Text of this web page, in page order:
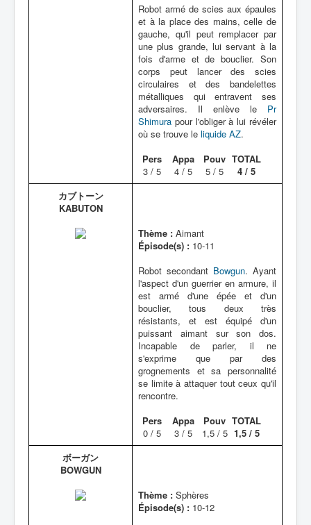
Robot armé de scies aux épaules
et à la place des mains, celle de
gauche, qu'il peut remplacer par
une plus grande, lui servant à la
fois d'arme et de bouclier. Son
corps peut lancer des scies
circulaires et des bandelettes
métalliques qui entravent ses
adversaires. Il enlève le Pr
Shimura pour l'obliger à lui révéler
où se trouve le liquide AZ.
Pers
3 / 5
Appa
4 / 5
Pouv
5 / 5
TOTAL
4 / 5
カブトーン
KABUTON
Thème : Aimant
Épisode(s) : 10-11
Robot secondant Bowgun. Ayant
l'aspect d'un guerrier en armure, il
est armé d'une épée et d'un
bouclier, tous deux très
résistants, et est équipé d'un
puissant aimant sur son dos.
Incapable de parler, il ne
s'exprime que par des
grognements et sa personnalité
se limite à attaquer tout ceux qu'il
rencontre.
Pers
0 / 5
Appa
3 / 5
Pouv
1,5 / 5
TOTAL
1,5 / 5
ボーガン
BOWGUN
Thème : Sphères
Épisode(s) : 10-12